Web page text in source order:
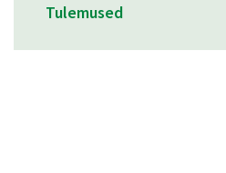
Tulemused